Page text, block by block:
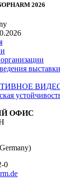
2026
выставки
ОФИС
Germany)
0